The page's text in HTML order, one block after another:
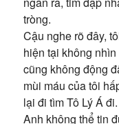
tròng.
Cậu nghe rõ đây,
hiện tại không
cũng không động
mùi máu của tôi
lại đi tìm Tô Lý Á
Anh không thể tin